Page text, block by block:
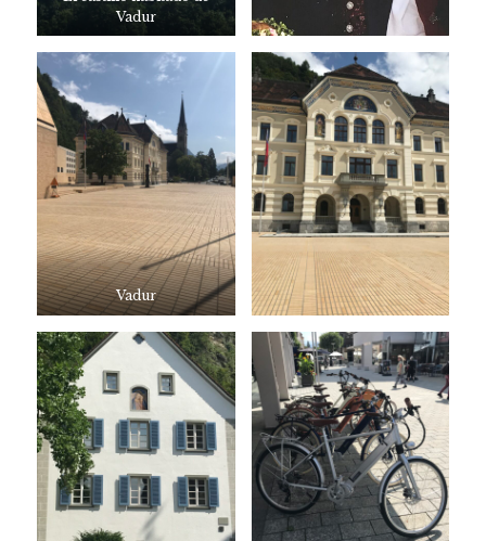
Vadur
Vadur